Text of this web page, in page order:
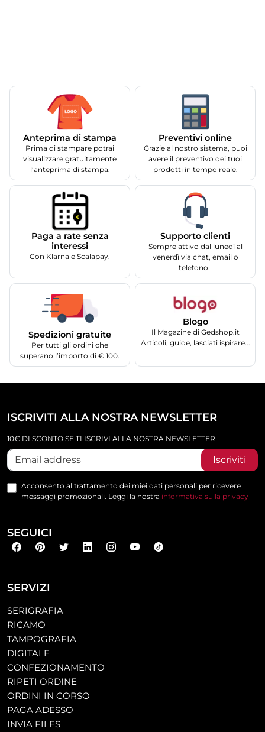
Anteprima di stampa
Prima di stampare potrai
visualizzare gratuitamente
l’anteprima di stampa.
Preventivi online
Grazie al nostro sistema, puoi
avere il preventivo dei tuoi
prodotti in tempo reale.
Paga a rate senza
interessi
Con Klarna e Scalapay.
Supporto clienti
Sempre attivo dal lunedì al
venerdì via chat, email o
telefono.
Spedizioni gratuite
Per tutti gli ordini che
superano l’importo di € 100.
Blogo
Il Magazine di Gedshop.it
Articoli, guide, lasciati ispirare...
SERVIZI
SERIGRAFIA
RICAMO
TAMPOGRAFIA
DIGITALE
CONFEZIONAMENTO
RIPETI ORDINE
ORDINI IN CORSO
PAGA ADESSO
INVIA FILES
ISCRIVITI ALLA NOSTRA NEWSLETTER
10€ DI SCONTO SE TI ISCRIVI ALLA NOSTRA NEWSLETTER
Iscriviti
Acconsento al trattamento dei miei dati personali per ricevere
messaggi promozionali. Leggi la nostra informativa sulla privacy
SEGUICI